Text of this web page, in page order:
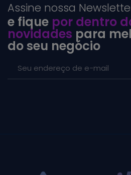
Assine nossa
e fique por dentro
novidades para
do seu negócio